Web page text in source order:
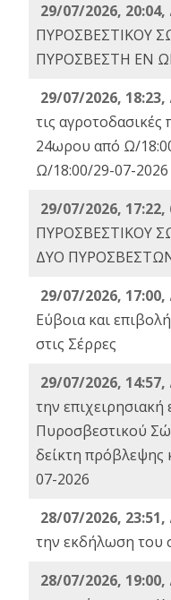
29/07/2026,
ΠΥΡΟΣΒΕΣΤΙΚΟΥ
ΠΥΡΟΣΒΕΣΤΗ ΕΝ
29/07/2026, 18:23,
τις αγροτοδασικές
24ωρου από Ω/
Ω/18:00/29-07-2026
29/07/2026, 17:22,
ΠΥΡΟΣΒΕΣΤΙΚΟΥ
ΔΥΟ
29/07/2026,
Εύβοια και
στις Σέρρες
29/07/2026, 14:57,
την επιχειρησιακή
Πυροσβεστικού
δείκτη πρόβλεψης
07-2026
28/07/2026,
την εκδήλωση του
28/07/2026, 19:00,